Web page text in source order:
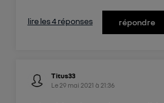
lire les 4 réponses répondre
Titus33
Le 29 mai 2021 à 21:36